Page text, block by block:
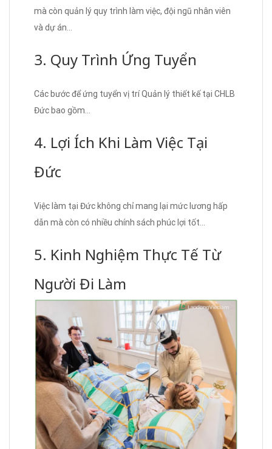
mà còn quản lý quy trình làm việc, đội ngũ nhân viên
và dự án…
3. Quy Trình Ứng Tuyển
Các bước để ứng tuyển vị trí Quản lý thiết kế tại CHLB
Đức bao gồm…
4. Lợi Ích Khi Làm Việc Tại
Đức
Việc làm tại Đức không chỉ mang lại mức lương hấp
dẫn mà còn có nhiều chính sách phúc lợi tốt…
5. Kinh Nghiệm Thực Tế Từ
Người Đi Làm